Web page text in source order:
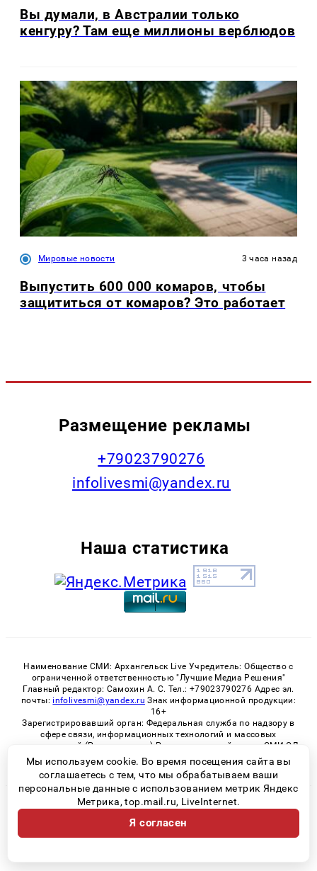
Вы думали, в Австралии только
кенгуру? Там еще миллионы верблюдов
Мировые новости 3 часа назад
Выпустить 600 000 комаров, чтобы
защититься от комаров? Это работает
Размещение рекламы
+79023790276
infolivesmi@yandex.ru
Наша статистика
Наименование СМИ: Архангельск Live Учредитель: Общество с
ограниченной ответственностью "Лучшие Медиа Решения"
Главный редактор: Самохин А. С. Тел.: +79023790276 Адрес эл.
почты: infolivesmi@yandex.ru Знак информационной продукции:
16+
Зарегистрировавший орган: Федеральная служба по надзору в
сфере связи, информационных технологий и массовых
коммуникаций (Роскомнадзор) Регистрационный номер СМИ ЭЛ
№ ФС 77 - 82533 от 21.01.2022
© 2026 «Архангельск Live» | Все права защищены
Возрастная категория сайта 16+
Политика конфиденциальности
Мы используем cookie. Во время посещения сайта вы
соглашаетесь с тем, что мы обрабатываем ваши
персональные данные с использованием метрик Яндекс
Метрика, top.mail.ru, LiveInternet.
Я согласен